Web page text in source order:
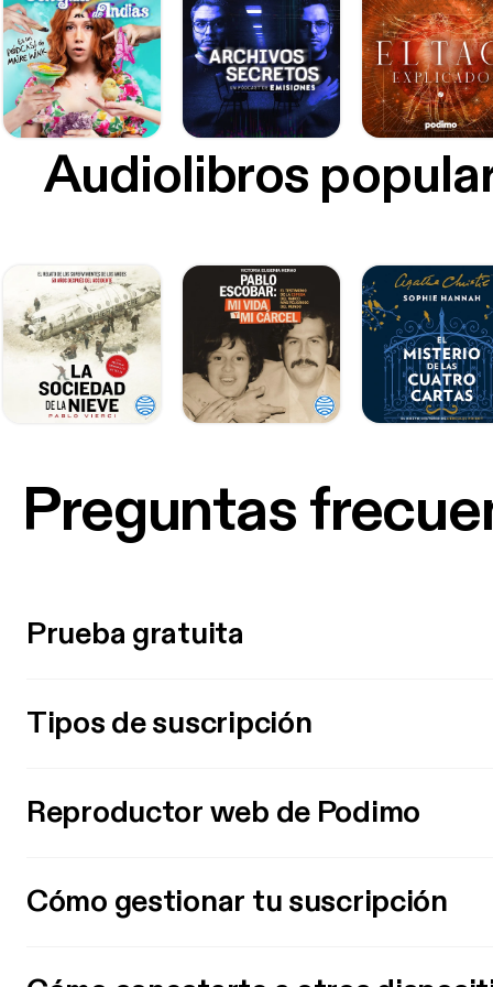
Audiolibros
Preguntas
Prueba gratuita
Tipos de suscripción
Reproductor web de Podimo
Cómo gestionar tu suscripción